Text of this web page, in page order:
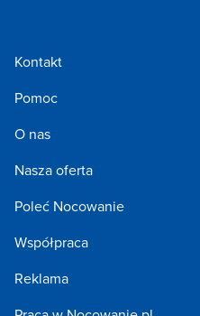
Kontakt
Pomoc
O nas
Nasza oferta
Poleć Nocowanie
Współpraca
Reklama